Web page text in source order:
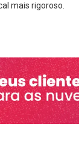
mais rigoroso.